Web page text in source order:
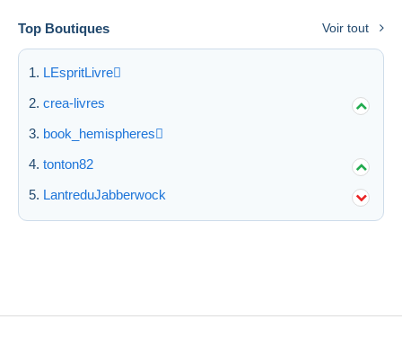
Top Boutiques Voir tout
LEspritLivre
crea-livres
book_hemispheres
tonton82
LantreduJabberwock